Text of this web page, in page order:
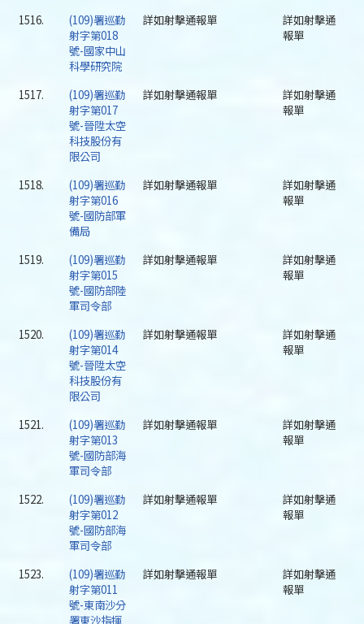
1516.
(109)署巡勤
射字第018
號-國家中山
科學研究院
詳如射擊通報單
詳如射擊通
報單
1517.
(109)署巡勤
射字第017
號-晉陞太空
科技股份有
限公司
詳如射擊通報單
詳如射擊通
報單
1518.
(109)署巡勤
射字第016
號-國防部軍
備局
詳如射擊通報單
詳如射擊通
報單
1519.
(109)署巡勤
射字第015
號-國防部陸
軍司令部
詳如射擊通報單
詳如射擊通
報單
1520.
(109)署巡勤
射字第014
號-晉陞太空
科技股份有
限公司
詳如射擊通報單
詳如射擊通
報單
1521.
(109)署巡勤
射字第013
號-國防部海
軍司令部
詳如射擊通報單
詳如射擊通
報單
1522.
(109)署巡勤
射字第012
號-國防部海
軍司令部
詳如射擊通報單
詳如射擊通
報單
1523.
(109)署巡勤
射字第011
號-東南沙分
署東沙指揮
詳如射擊通報單
詳如射擊通
報單